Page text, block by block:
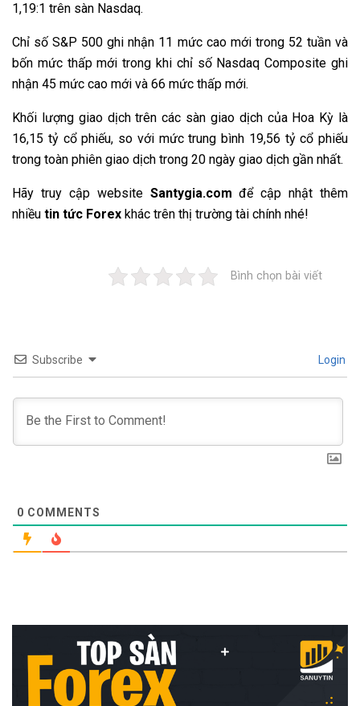
1,19:1 trên sàn Nasdaq.
Chỉ số S&P 500 ghi nhận 11 mức cao mới trong 52 tuần và
bốn mức thấp mới trong khi chỉ số Nasdaq Composite ghi
nhận 45 mức cao mới và 66 mức thấp mới.
Khối lượng giao dịch trên các sàn giao dịch của Hoa Kỳ là
16,15 tỷ cổ phiếu, so với mức trung bình 19,56 tỷ cổ phiếu
trong toàn phiên giao dịch trong 20 ngày giao dịch gần nhất.
Hãy truy cập website Santygia.com để cập nhật thêm
nhiều tin tức Forex khác trên thị trường tài chính nhé!
Bình chọn bài viết
Subscribe Login
0 COMMENTS